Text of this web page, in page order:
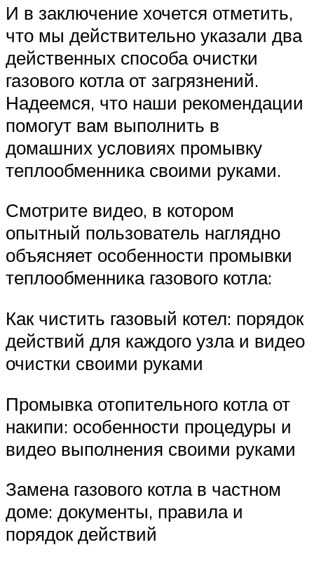
И в заключение хочется отметить,
что мы действительно указали два
действенных способа очистки
газового котла от загрязнений.
Надеемся, что наши рекомендации
помогут вам выполнить в
домашних условиях промывку
теплообменника своими руками.
Смотрите видео, в котором
опытный пользователь наглядно
объясняет особенности промывки
теплообменника газового котла:
Как чистить газовый котел: порядок
действий для каждого узла и видео
очистки своими руками
Промывка отопительного котла от
накипи: особенности процедуры и
видео выполнения своими руками
Замена газового котла в частном
доме: документы, правила и
порядок действий